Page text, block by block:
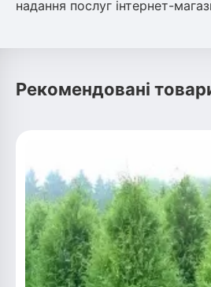
надання послуг інтернет-
Рекомендовані